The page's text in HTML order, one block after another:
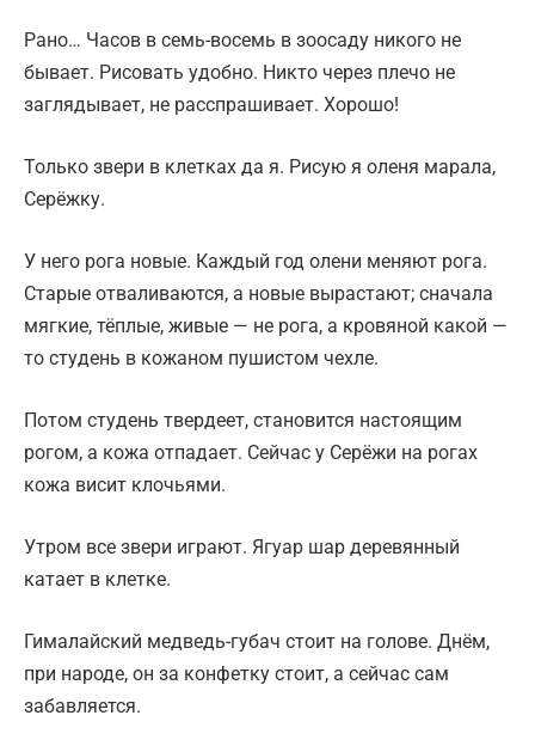
Рано… Часов в семь-восемь в зоосаду никого не
бывает. Рисовать удобно. Никто через плечо не
заглядывает, не расспрашивает. Хорошо!
Только звери в клетках да я. Рисую я оленя марала,
Серёжку.
У него рога новые. Каждый год олени меняют рога.
Старые отваливаются, а новые вырастают; сначала
мягкие, тёплые, живые — не рога, а кровяной какой —
то студень в кожаном пушистом чехле.
Потом студень твердеет, становится настоящим
рогом, а кожа отпадает. Сейчас у Серёжи на рогах
кожа висит клочьями.
Утром все звери играют. Ягуар шар деревянный
катает в клетке.
Гималайский медведь-губач стоит на голове. Днём,
при народе, он за конфетку стоит, а сейчас сам
забавляется.